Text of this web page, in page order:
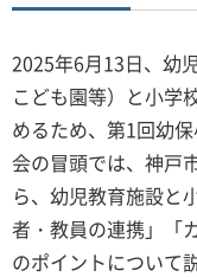
2025年6月13日、幼
こども園等）と小学
めるため、第1回幼
会の冒頭では、神戸
ら、幼児教育施設と
者・教員の連携」「
のポイントについて